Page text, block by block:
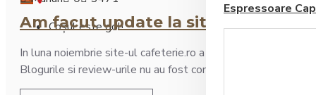
Espressoare
Coșul este gol!
Am facut update la site noiembrie
In luna noiembrie site-ul cafeterie.ro a fost imbunatatit.
Blogurile si review-urile nu au fost compatibile cu noua